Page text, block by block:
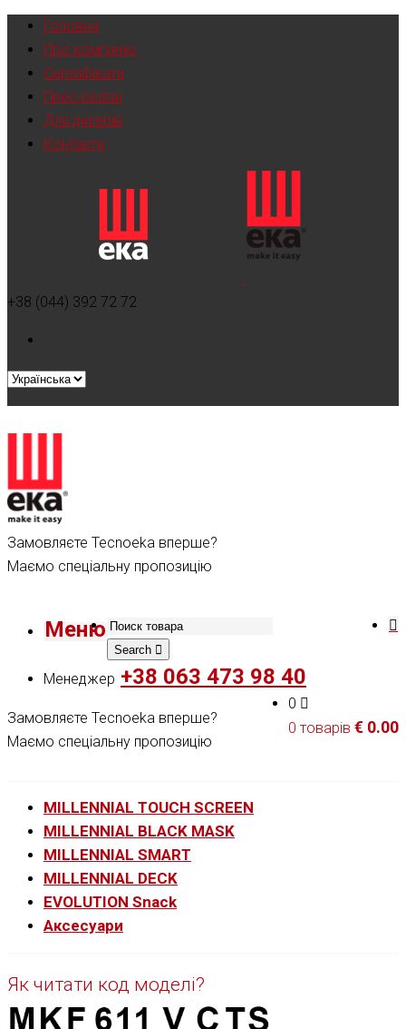
Головна
Про компанію
Сертифікати
Прес-релізи
Для дилерів
Контакти
+38 (044) 392 72 72
Замовляєте Tecnoeka вперше?
Маємо спеціальну пропозицію
Меню
Search
Менеджер +38 063 473 98 40
0
0 товарів € 0.00
Замовляєте Tecnoeka вперше?
Маємо спеціальну пропозицію
MILLENNIAL TOUCH SCREEN
MILLENNIAL BLACK MASK
MILLENNIAL SMART
MILLENNIAL DECK
EVOLUTION Snack
Аксесуари
Як читати код моделі?